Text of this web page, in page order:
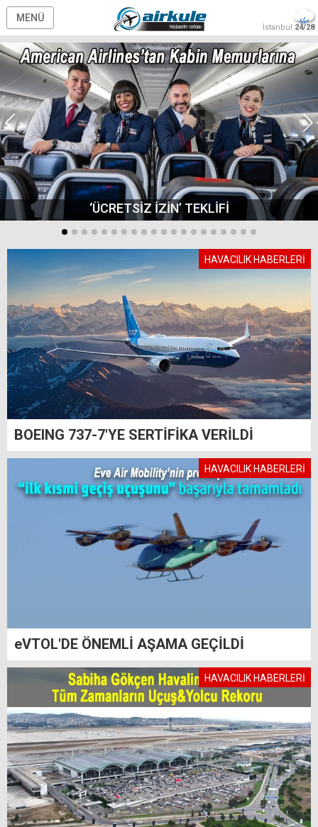
MENÜ
İstanbul 24/28
‘ÜCRETSİZ İZİN’ TEKLİFİ
HAVACILIK HABERLERİ
BOEING 737-7'YE SERTİFİKA VERİLDİ
HAVACILIK HABERLERİ
eVTOL'DE ÖNEMLİ AŞAMA GEÇİLDİ
HAVACILIK HABERLERİ